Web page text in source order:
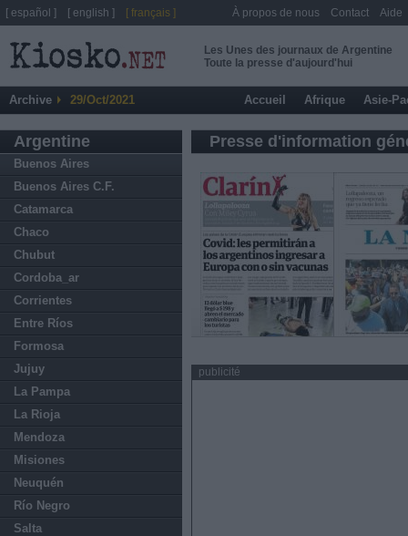
Les Unes des journaux de Argentine
Toute la presse d'aujourd'hui
Archive 29/Oct/2021 Accueil Afrique Asie-
Argentine
Buenos Aires
Buenos Aires C.F.
Catamarca
Chaco
Chubut
Cordoba_ar
Corrientes
Entre Ríos
Formosa
Jujuy
La Pampa
La Rioja
Mendoza
Misiones
Neuquén
Río Negro
Salta
Presse d'information
publicité
[ español ] [ english ] [ français ] À propos de nous Contact Aide